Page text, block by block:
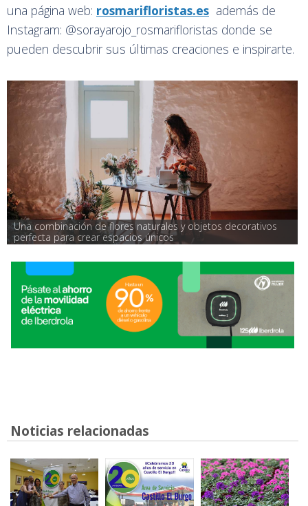
una página web: rosmarifloristas.es además de
Instagram: @sorayarojo_rosmarifloristas donde se
pueden descubrir sus últimas creaciones e inspirarte.
Una combinación de flores naturales y objetos decorativos
perfecta para crear espacios únicos
Noticias relacionadas